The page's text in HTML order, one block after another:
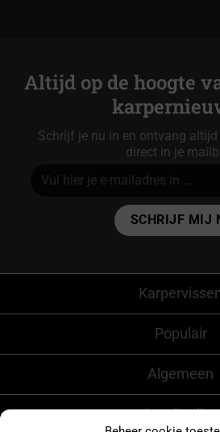
Altijd op de hoogte
Schrijf je nu in en ontvang
direct in je
Populair
Algemeen
CarpFeeling